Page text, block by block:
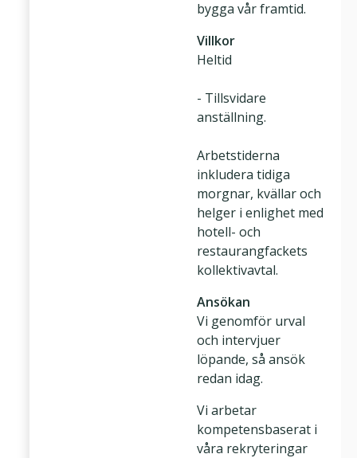
bygga vår framtid.
Villkor
Heltid
- Tillsvidare
anställning.
Arbetstiderna
inkludera tidiga
morgnar, kvällar och
helger i enlighet med
hotell- och
restaurangfackets
kollektivavtal.
Ansökan
Vi genomför urval
och intervjuer
löpande, så ansök
redan idag.
Vi arbetar
kompetensbaserat i
våra rekryteringar